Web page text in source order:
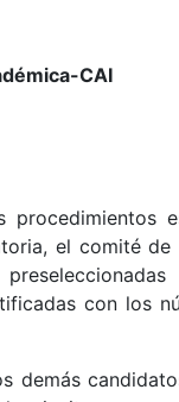
CAI
procedimientos
el comité de
con los
demás